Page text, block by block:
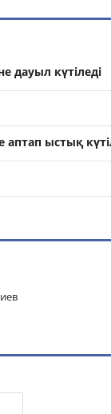
дауыл күтіледі
аптап ыстық